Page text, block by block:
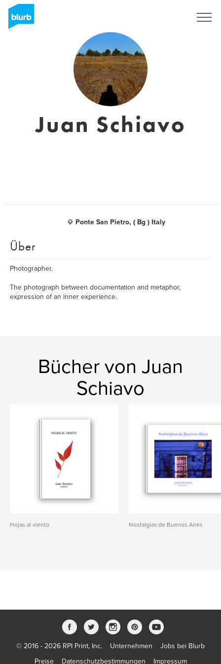
Juan Schiavo
Ponte San Pietro, ( Bg ) Italy
Über
Photographer.
The photograph between documentation and metaphor,
expression of an inner experience.
Bücher von Juan
Schiavo
Hojas al viento Nostalgias de Buenos Aires
© 2016 - 2026 RPI Print, Inc. Unternehmen
Jobs bei Blurb
Preise
Datenschutzbestimmungen Impressum